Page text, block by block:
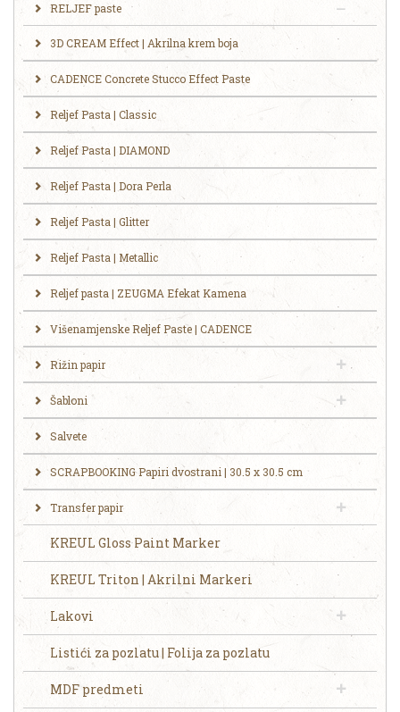
RELJEF paste
3D CREAM Effect | Akrilna krem boja
CADENCE Concrete Stucco Effect Paste
Reljef Pasta | Classic
Reljef Pasta | DIAMOND
Reljef Pasta | Dora Perla
Reljef Pasta | Glitter
Reljef Pasta | Metallic
Reljef pasta | ZEUGMA Efekat Kamena
Višenamjenske Reljef Paste | CADENCE
Rižin papir
Šabloni
Salvete
SCRAPBOOKING Papiri dvostrani | 30.5 x 30.5 cm
Transfer papir
KREUL Gloss Paint Marker
KREUL Triton | Akrilni Markeri
Lakovi
Listići za pozlatu | Folija za pozlatu
MDF predmeti